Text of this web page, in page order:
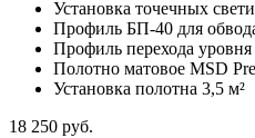
Установка точечных
Профиль БП-40 для
Профиль перехода
Полотно матовое MSD
Установка полотна 3,5 м²
18 250 руб.